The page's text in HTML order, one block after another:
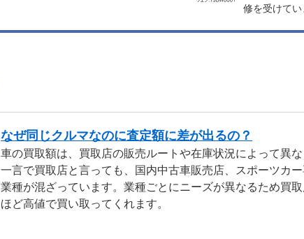
修を受けてい
なぜ同じクルマなのに査定額に差が出るの？
車の買取額は、買取店の販売ルートや在庫状況によって異な
一言で買取店と言っても、国内中古車販売店、スポーツカ
業種が混ざっています。業種ごとにニーズが異なるため買
ほど高値で買い取ってくれます。